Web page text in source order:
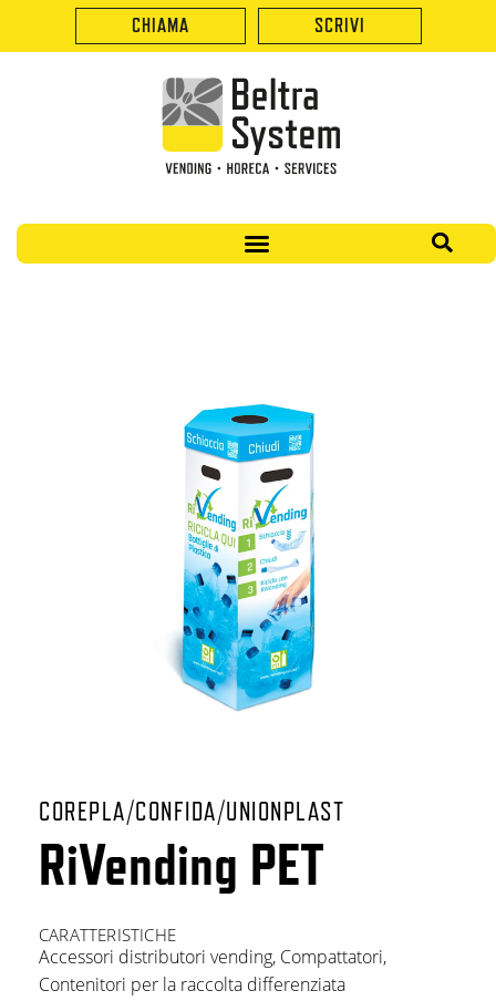
CHIAMA SCRIVI
COREPLA/CONFIDA/UNIONPLAST
RiVending PET
CARATTERISTICHE
Accessori distributori vending, Compattatori,
Contenitori per la raccolta differenziata